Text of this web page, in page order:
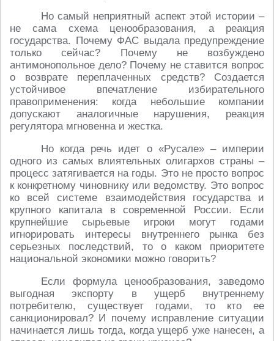
Но самый неприятный аспект этой истории –
не сама схема ценообразования, а реакция
государства. Почему ФАС выдала предупреждение
только сейчас? Почему не возбуждено
антимонопольное дело? Почему не ставится вопрос
о возврате переплаченных средств? Создается
устойчивое впечатление избирательного
правоприменения: когда небольшие компании
допускают аналогичные нарушения, реакция
регулятора мгновенна и жестка.
Но когда речь идет о «Русале» – империи
одного из самых влиятельных олигархов страны –
процесс затягивается на годы. Это не просто вопрос
к конкретному чиновнику или ведомству. Это вопрос
ко всей системе взаимодействия государства и
крупного капитала в современной России. Если
крупнейшие сырьевые игроки могут годами
игнорировать интересы внутреннего рынка без
серьезных последствий, то о каком приоритете
национальной экономики можно говорить?
Если формула ценообразования, заведомо
выгодная экспорту в ущерб внутреннему
потребителю, существует годами, то кто ее
санкционировал? И почему исправление ситуации
начинается лишь тогда, когда ущерб уже нанесен, а